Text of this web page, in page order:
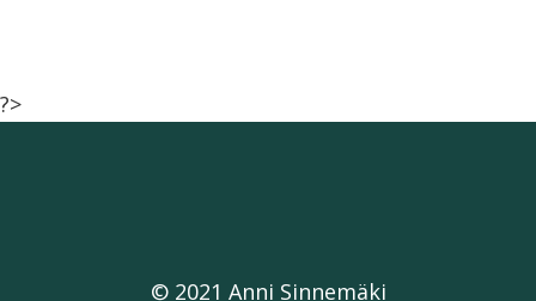
?>
© 2021 Anni Sinnemäki